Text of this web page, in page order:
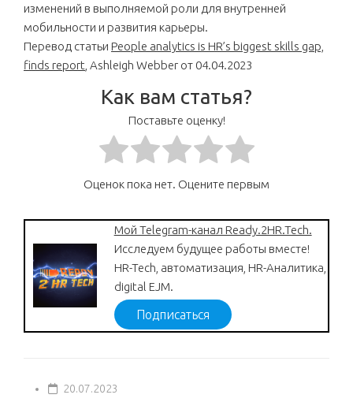
изменений в выполняемой роли для внутренней
мобильности и развития карьеры.
Перевод статьи People analytics is HR’s biggest skills gap,
finds report , Ashleigh Webber от 04.04.2023
Как вам статья?
Поставьте оценку!
Оценок пока нет. Оцените первым
Мой Telegram-канал Ready.2HR.Tech.
Исследуем будущее работы вместе!
HR-Tech, автоматизация, HR-Аналитика,
digital EJM.
Подписаться
20.07.2023